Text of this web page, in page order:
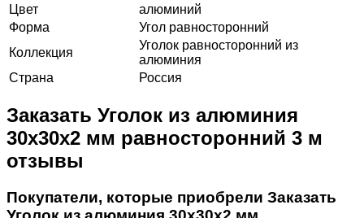
Цвет
алюминий
Форма
Угол равносторонний
Коллекция
Уголок равносторонний из
алюминия
Страна
Россия
Заказать Уголок из алюминия
30х30х2 мм равносторонний 3 м
отзывы
Покупатели, которые приобрели Заказать